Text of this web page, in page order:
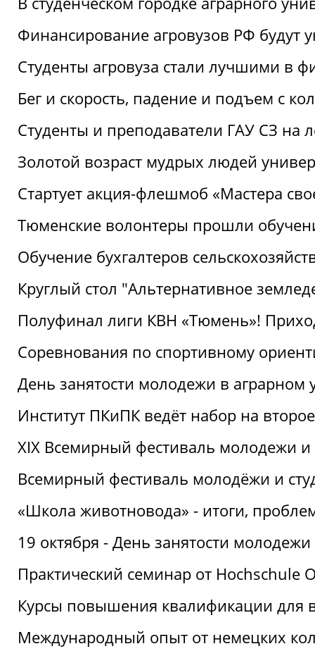
Финансирование агровузов РФ будут
Студенты агровуза стали лучшими в
Бег и скорость, падение и подъем с
Студенты и преподаватели ГАУ СЗ
Золотой возраст мудрых людей
Стартует акция-флешмоб «Мастера
Тюменские волонтеры прошли
Обучение бухгалтеров
Круглый стол "Альтернативное
Полуфинал лиги КВН «Тюмень»!
Соревнования по спортивному
День занятости молодежи в аграрном
Институт ПКиПК ведёт набор на
XIX Всемирный фестиваль молодежи
Всемирный фестиваль молодёжи и
«Школа животновода» - итоги,
19 октября - День занятости молодежи
Практический семинар от Hochschule
Курсы повышения квалификации для
Международный опыт от немецких